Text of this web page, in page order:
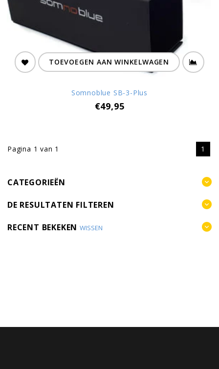
TOEVOEGEN AAN WINKELWAGEN
Somnoblue SB-3-Plus
€49,95
Pagina 1 van 1 1
CATEGORIEËN
DE RESULTATEN FILTEREN
RECENT BEKEKEN WISSEN